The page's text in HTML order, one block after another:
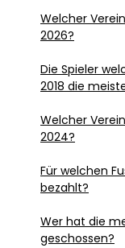
Welcher
2026?
Die Spieler
2018 die
Welcher
2024?
Für welchen
bezahlt?
Wer hat die
geschossen?